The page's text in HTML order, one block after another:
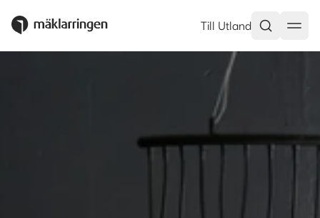
Till Utland